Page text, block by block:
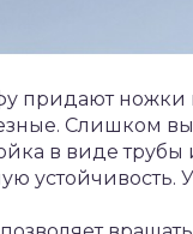
придают ножки
Слишком
в виде